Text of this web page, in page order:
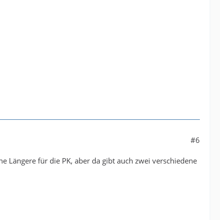
#6
Längere für die PK, aber da gibt auch zwei verschiedene